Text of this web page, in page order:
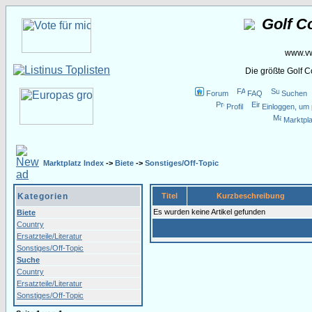
Golf
Die größte Golf
Forum FAQ
Suchen
Profil
Einloggen,
Marktplatz Index -> Biete -> Sonstiges/Off-Topic
Kategorien
Biete
Country
Ersatzteile/Literatur
Sonstiges/Off-Topic
Suche
Country
Ersatzteile/Literatur
Sonstiges/Off-Topic
Titel
Kurzbeschreibung
Es wurden keine Artikel gefunden